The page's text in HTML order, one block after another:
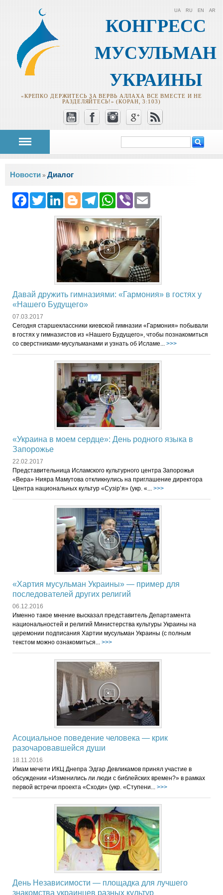
КОНГРЕСС
МУСУЛЬМАН
УКРАИНЫ
«КРЕПКО ДЕРЖИТЕСЬ ЗА ВЕРВЬ АЛЛАХА ВСЕ ВМЕСТЕ И НЕ
РАЗДЕЛЯЙТЕСЬ!» (КОРАН, 3:103)
UA RU EN AR
Форма поиска
Вы здесь
Новости » Диалог
Facebook
Twitter
LinkedIn
Blogger
Telegram
WhatsApp
Viber
Давай дружить гимназиями: «Гармония» в гостях у
«Нашего Будущего»
07.03.2017
Сегодня старшеклассники киевской гимназии «Гармония» побывали
в гостях у гимназистов из «Нашего Будущего», чтобы познакомиться
со сверстниками-мусульманами и узнать об Исламе... >>>
«Украина в моем сердце»: День родного языка в
Запорожье
22.02.2017
Представительница Исламского культурного центра Запорожья
«Вера» Нияра Мамутова откликнулись на приглашение директора
Центра национальных культур «Сузір’я» (укр. «... >>>
«Хартия мусульман Украины» — пример для
последователей других религий
06.12.2016
Именно такое мнение высказал представитель Департамента
национальностей и религий Министерства культуры Украины на
церемонии подписания Хартии мусульман Украины (с полным
текстом можно ознакомиться... >>>
Асоциальное поведение человека — крик
разочаровавшейся души
18.11.2016
Имам мечети ИКЦ Днепра Эдгар Девликамов принял участие в
обсуждении «Изменились ли люди с библейских времен?» в рамках
первой встречи проекта «Сходи» (укр. «Ступени... >>>
День Независимости — площадка для лучшего
знакомства украинцев разных культур